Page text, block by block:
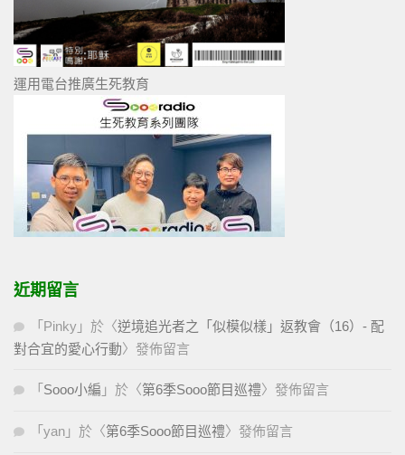
運用電台推廣生死教育
近期留言
「 Pinky 」於〈逆境追光者之「似模似樣」返教會（16）- 配
對合宜的愛心行動〉發佈留言
「 Sooo小編 」於〈第6季Sooo節目巡禮〉發佈留言
「 yan 」於〈第6季Sooo節目巡禮〉發佈留言